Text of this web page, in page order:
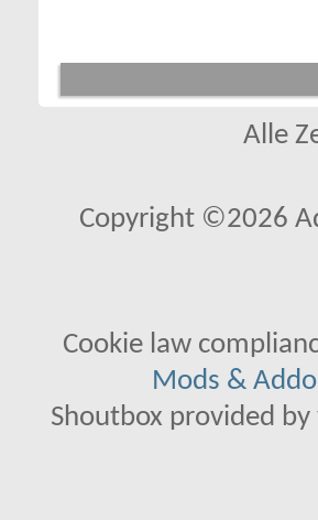
Alle
Copyright ©2026
Cookie law
Mods &
Shoutbox provided by